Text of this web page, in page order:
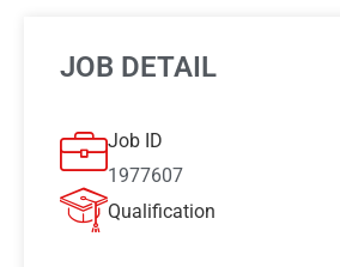
JOB DETAIL
Job ID
1977607
Qualification